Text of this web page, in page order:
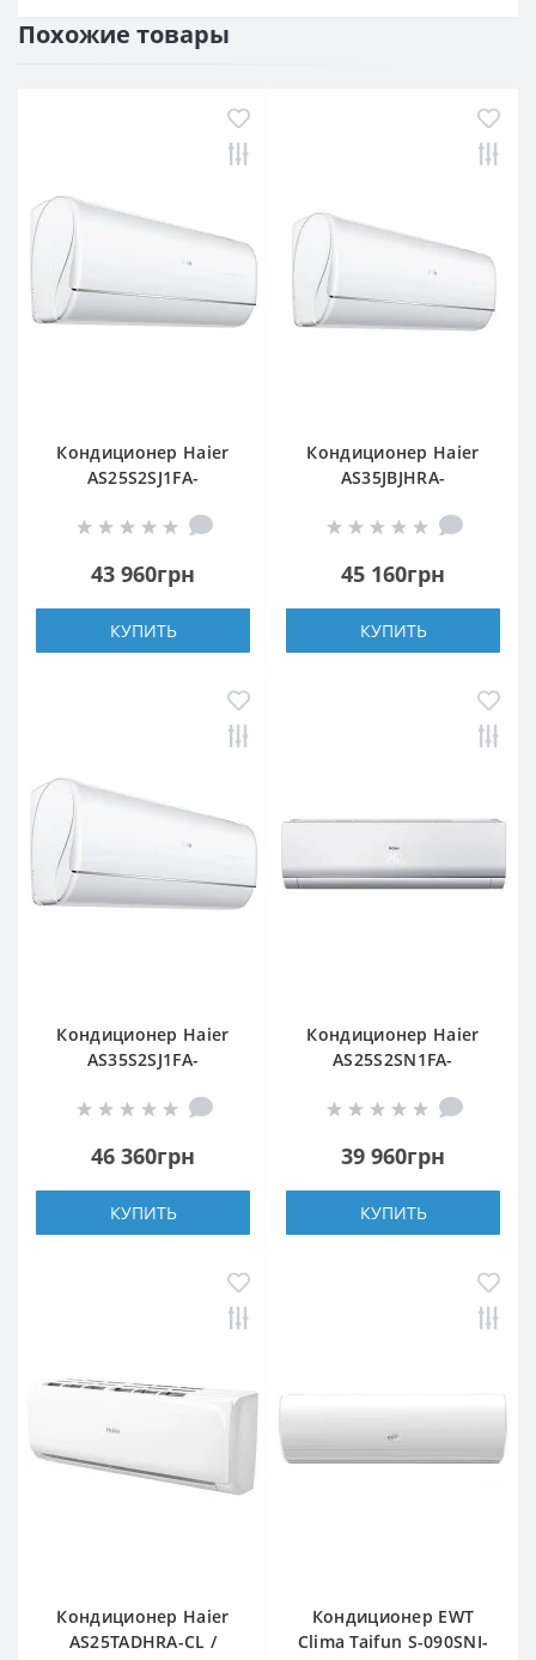
Похожие товары
Кондиционер Haier
AS25S2SJ1FA-
43 960грн
КУПИТЬ
Кондиционер Haier
AS35JBJHRA-
45 160грн
КУПИТЬ
Кондиционер Haier
AS35S2SJ1FA-
46 360грн
КУПИТЬ
Кондиционер Haier
AS25S2SN1FA-
39 960грн
КУПИТЬ
Кондиционер Haier
AS25TADHRA-CL /
Кондиционер EWT
Clima Taifun S-090SNI-